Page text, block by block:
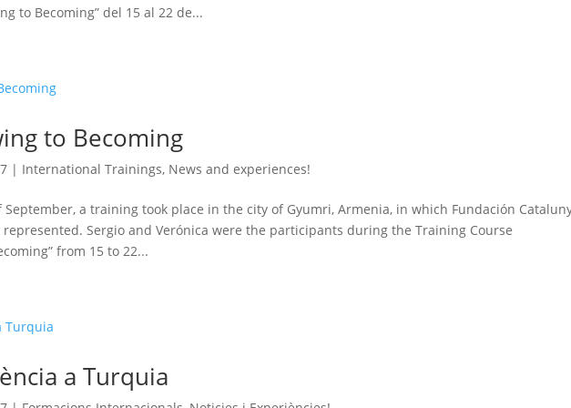
to Becoming” del 15 al 22 de...
to Becoming
| International Trainings, News and experiences!
a training took place in the city of Gyumri, Armenia, in which Fundación
Sergio and Verónica were the participants during the Training Course
from 15 to 22...
a Turquia